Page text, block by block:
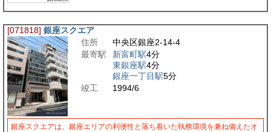
[071818] 銀座スクエア
住所
中央区銀座2-14-4
最寄駅
新富町駅4分
東銀座駅4分
銀座一丁目駅5分
竣工
1994/6
銀座スクエアは、銀座エリアの利便性と落ち着いた執務環境を兼ね備えたオ